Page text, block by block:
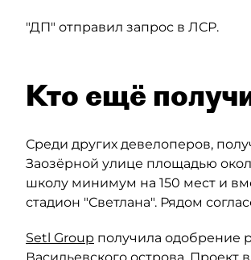
"ДП" отправил запрос в ЛСР.
Кто ещё
Среди других девелоперов,
Заозёрной улице площадью
школу минимум на 150 мест и
стадион "Светлана". Рядом
Setl Group получила одобрение